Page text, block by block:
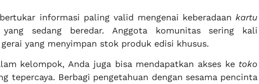
informasi paling valid mengenai keberadaankartu
sedang beredar. Anggota komunitas sering kali
yang menyimpan stok produk edisi khusus.
kelompok, Anda juga bisa mendapatkan akses ke toko
tepercaya. Berbagi pengetahuan dengan sesama pencinta